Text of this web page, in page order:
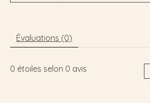
Évaluations (0)
0 étoiles selon 0 avis